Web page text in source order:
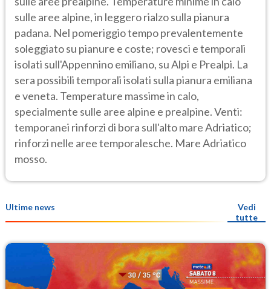
sulle aree alpine, in leggero rialzo sulla pianura
padana. Nel pomeriggio tempo prevalentemente
soleggiato su pianure e coste; rovesci e temporali
isolati sull'Appennino emiliano, su Alpi e Prealpi. La
sera possibili temporali isolati sulla pianura emiliana
e veneta. Temperature massime in calo,
specialmente sulle aree alpine e prealpine. Venti:
temporanei rinforzi di bora sull'alto mare Adriatico;
rinforzi nelle aree temporalesche. Mare Adriatico
mosso.
Ultime news
Vedi
tutte